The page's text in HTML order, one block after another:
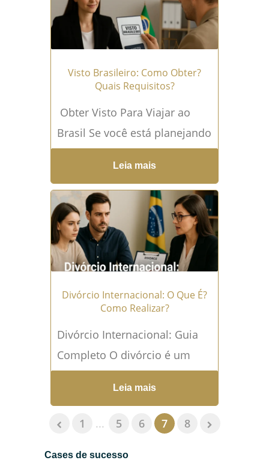
→
Visto Brasileiro: Como Obter?
Quais Requisitos?
Obter Visto Para Viajar ao
Brasil Se você está planejando
uma viagem ao Brasil,
parabéns! Você está prestes a
mergulhar em uma...Leia
mais →
Leia mais
Divórcio Internacional: O Que É?
Como Realizar?
Divórcio Internacional: Guia
Completo O divórcio é um
momento delicado na vida de
qualquer casal, envolvendo
uma série de decisões e
Leia mais →
Leia mais
1 ... 5 6 7 8
Cases de sucesso